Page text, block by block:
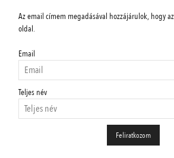
Az email címem megadásával hozzájárulok, hogy
oldal.
Email
Teljes név